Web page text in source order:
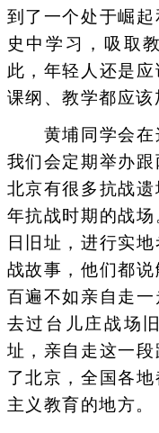
到了一个处于崛
史中学习，吸取
此，年轻人还是
课纲、教学都应该
黄埔同学会在这
我们会定期举办跟
北京有很多抗战
年抗战时期的战
日旧址，进行实
战故事，他们都
百遍不如亲自走
去过台儿庄战场
址，亲自走这一
了北京，全国各
主义教育的地方。